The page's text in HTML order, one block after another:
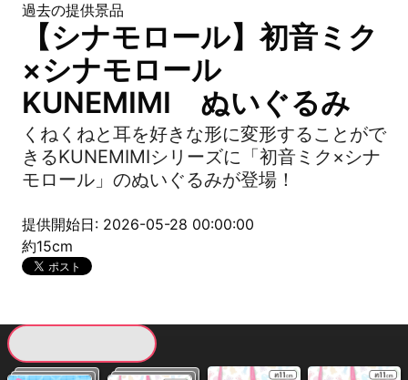
過去の提供景品
【シナモロール】初音ミク
×シナモロール
KUNEMIMI ぬいぐるみ
くねくねと耳を好きな形に変形することがで
きるKUNEMIMIシリーズに「初音ミク×シナ
モロール」のぬいぐるみが登場！
提供開始日: 2026-05-28 00:00:00
約15cm